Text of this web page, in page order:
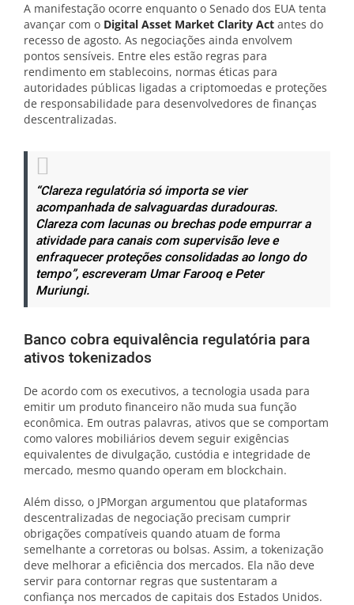
A manifestação ocorre enquanto o Senado dos EUA tenta
avançar com o Digital Asset Market Clarity Act antes do
recesso de agosto. As negociações ainda envolvem
pontos sensíveis. Entre eles estão regras para
rendimento em stablecoins, normas éticas para
autoridades públicas ligadas a criptomoedas e proteções
de responsabilidade para desenvolvedores de finanças
descentralizadas.
“Clareza regulatória só importa se vier
acompanhada de salvaguardas duradouras.
Clareza com lacunas ou brechas pode empurrar a
atividade para canais com supervisão leve e
enfraquecer proteções consolidadas ao longo do
tempo”, escreveram Umar Farooq e Peter
Muriungi.
Banco cobra equivalência regulatória para
ativos tokenizados
De acordo com os executivos, a tecnologia usada para
emitir um produto financeiro não muda sua função
econômica. Em outras palavras, ativos que se comportam
como valores mobiliários devem seguir exigências
equivalentes de divulgação, custódia e integridade de
mercado, mesmo quando operam em blockchain.
Além disso, o JPMorgan argumentou que plataformas
descentralizadas de negociação precisam cumprir
obrigações compatíveis quando atuam de forma
semelhante a corretoras ou bolsas. Assim, a tokenização
deve melhorar a eficiência dos mercados. Ela não deve
servir para contornar regras que sustentaram a
confiança nos mercados de capitais dos Estados Unidos.